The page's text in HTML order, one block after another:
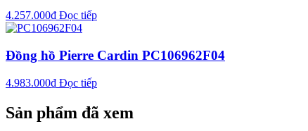
4.257.000₫ Đọc tiếp
Đồng hồ Pierre Cardin PC106962F04
4.983.000₫ Đọc tiếp
Sản phẩm đã xem